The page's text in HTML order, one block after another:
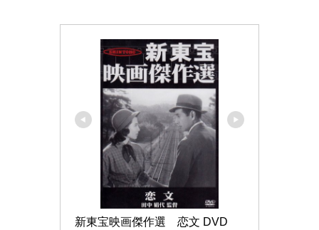
新東宝映画傑作選　恋文 DVD